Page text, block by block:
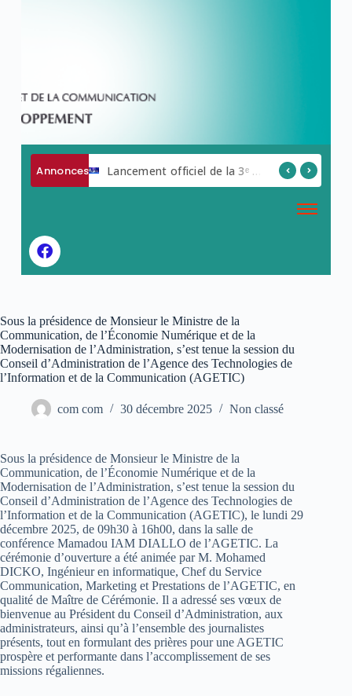
Annonces
AVIS A MANIFESTATION D ‘INTERET Lancement officiel de la 3ᵉ édition de la Semaine du Numérique.
Sous la présidence de Monsieur le Ministre de la
Communication, de l’Économie Numérique et de la
Modernisation de l’Administration, s’est tenue la session du
Conseil d’Administration de l’Agence des Technologies de
l’Information et de la Communication (AGETIC)
com com 30 décembre 2025 Non classé
Sous la présidence de Monsieur le Ministre de la
Communication, de l’Économie Numérique et de la
Modernisation de l’Administration, s’est tenue la session du
Conseil d’Administration de l’Agence des Technologies de
l’Information et de la Communication (AGETIC), le lundi 29
décembre 2025, de 09h30 à 16h00, dans la salle de
conférence Mamadou IAM DIALLO de l’AGETIC. La
cérémonie d’ouverture a été animée par M. Mohamed
DICKO, Ingénieur en informatique, Chef du Service
Communication, Marketing et Prestations de l’AGETIC, en
qualité de Maître de Cérémonie. Il a adressé ses vœux de
bienvenue au Président du Conseil d’Administration, aux
administrateurs, ainsi qu’à l’ensemble des journalistes
présents, tout en formulant des prières pour une AGETIC
prospère et performante dans l’accomplissement de ses
missions régaliennes.